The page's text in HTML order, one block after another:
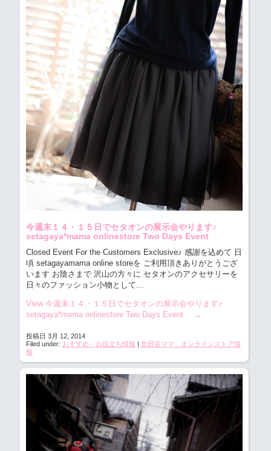
今週末１４・１５日でセタオンの展示会やります♪
setagaya*mama onlinestore Two Days Event
Closed Event For the Customers Exclusive♪ 感謝を込めて 日
頃 setagayamama online storeを ご利用頂きありがとうござ
います お陰さまで 沢山の方々に セタオンのアクセサリーを
日々のファッション小物として...
View 今週末１４・１５日でセタオンの展示会やります♪
setagaya*mama onlinestore Two Days Event
→
投稿日 3月 12, 2014
Filed under: おすすめ・お役立ち情報
世田谷ママ オンラインストア情
報